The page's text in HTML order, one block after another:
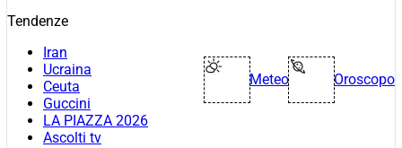
Tendenze
Iran
Ucraina
Ceuta
Guccini
LA PIAZZA 2026
Ascolti tv
Meteo Oroscopo